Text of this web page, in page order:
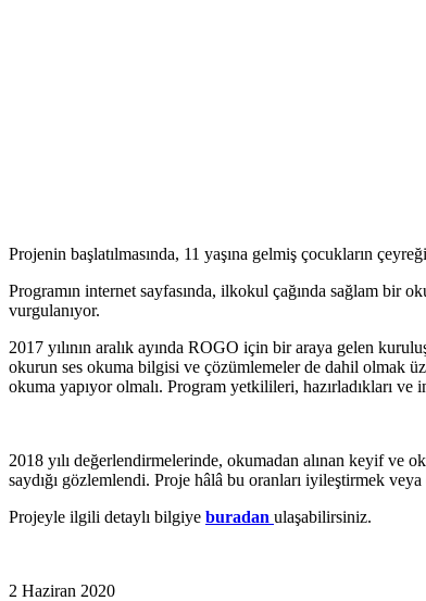
Projenin başlatılmasında, 11 yaşına gelmiş çocukların
Programın internet sayfasında, ilkokul çağında sağlam bir
vurgulanıyor.
2017 yılının aralık ayında ROGO için bir araya gelen
okurun ses okuma bilgisi ve çözümlemeler de dahil olmak
okuma yapıyor olmalı. Program yetkilileri, hazırladıkları
2018 yılı değerlendirmelerinde, okumadan alınan keyif ve
saydığı gözlemlendi. Proje hâlâ bu oranları iyileştirmek
Projeyle ilgili detaylı bilgiye buradan ulaşabilirsiniz.
2 Haziran 2020